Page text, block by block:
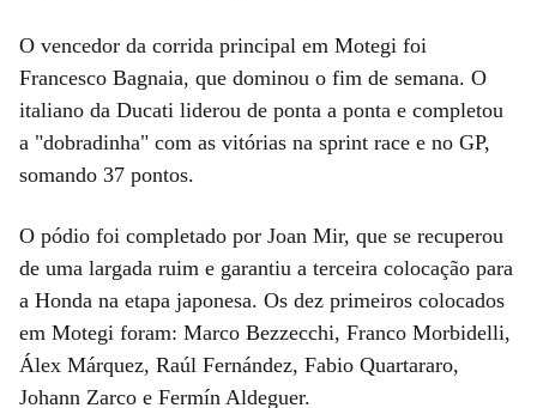
O vencedor da corrida principal em Motegi foi
Francesco Bagnaia, que dominou o fim de semana. O
italiano da Ducati liderou de ponta a ponta e completou
a "dobradinha" com as vitórias na sprint race e no GP,
somando 37 pontos.
O pódio foi completado por Joan Mir, que se recuperou
de uma largada ruim e garantiu a terceira colocação para
a Honda na etapa japonesa. Os dez primeiros colocados
em Motegi foram: Marco Bezzecchi, Franco Morbidelli,
Álex Márquez, Raúl Fernández, Fabio Quartararo,
Johann Zarco e Fermín Aldeguer.